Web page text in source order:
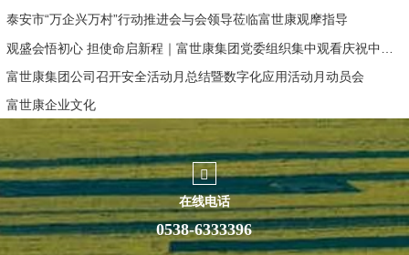
泰安市“万企兴万村”行动推进会与会领导莅临富世康观摩指导
富世康集团公司召开安全活动月总结暨数字化应用活动月动员会
富世康企业文化
在线电话
0538-6333396